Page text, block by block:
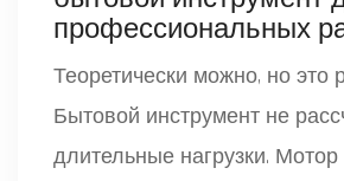
профессиональных
Теоретически можно, но это
Бытовой инструмент не
длительные нагрузки.